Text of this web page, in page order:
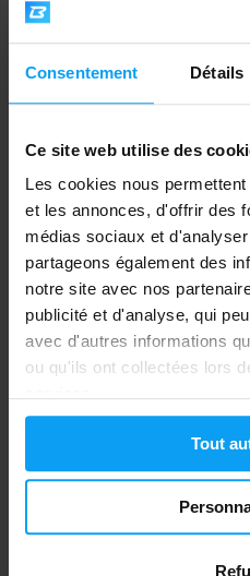
Consentement Détails
Ce site web utilise des
Les cookies nous
et les annonces, d'offrir des
médias sociaux et
partageons également des
notre site avec nos
publicité et d'analyse, qui
avec d'autres informations
ou qu'ils ont collectées lors
Tout
Amix
100% Whey Amino Gold 360
comprimés
21,49€ 24,90€